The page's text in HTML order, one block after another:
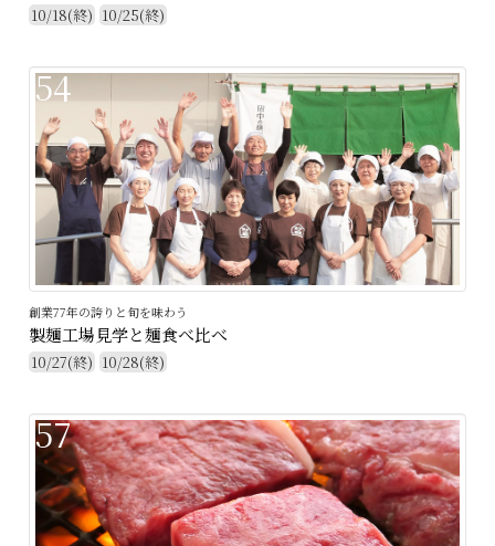
10/18(終) 10/25(終)
54
創業77年の誇りと旬を味わう
製麺工場見学と麺食べ比べ
10/27(終) 10/28(終)
57